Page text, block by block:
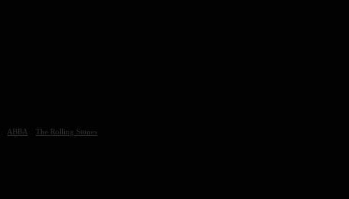
ABBA The Rolling Stones